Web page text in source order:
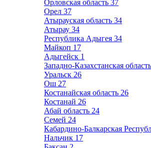
Орловская область 37
Орел 37
Атырауская область 34
Атырау 34
Республика Адыгея 34
Майкоп 17
Адыгейск 1
Западно-Казахстанская область
Уральск 26
Ош 27
Костанайская область 26
Костанай 26
Абай область 24
Семей 24
Кабардино-Балкарская
Нальчик 17